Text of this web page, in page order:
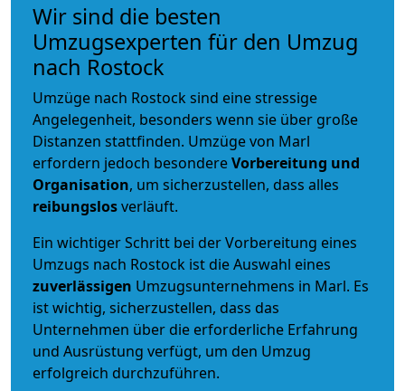
Wir sind die besten
Umzugsexperten für den Umzug
nach Rostock
Umzüge nach Rostock sind eine stressige
Angelegenheit, besonders wenn sie über große
Distanzen stattfinden. Umzüge von Marl
erfordern jedoch besondereVorbereitung und
Organisation, um sicherzustellen, dass alles
reibungslosverläuft.
Ein wichtiger Schritt bei der Vorbereitung eines
Umzugs nach Rostock ist die Auswahl eines
zuverlässigen Umzugsunternehmens in Marl. Es
ist wichtig, sicherzustellen, dass das
Unternehmen über die erforderliche Erfahrung
und Ausrüstung verfügt, um den Umzug
erfolgreich durchzuführen.